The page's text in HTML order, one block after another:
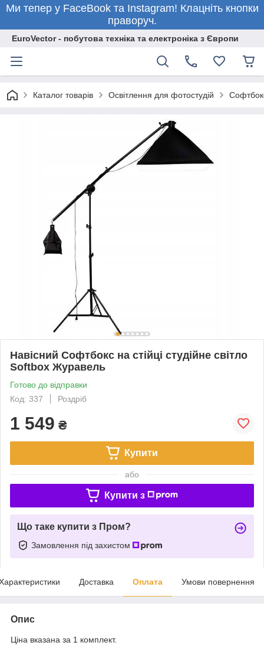
Ми тепер у FaceBook та Instagram! Клацніть кнопки
праворуч.
EuroVector - побутова техніка та електроніка з Європи
Каталог товарів Освітлення для фотостудій
Навісний Софтбокс на стійці студійне світло
Softbox Журавель
Готово до відправки
Код: 337
Роздріб
1 549 ₴
Купити
або
Купити з
Що таке купити з Пром?
Замовлення під захистом
Доставка Оплата Умови повернення
Опис
Ціна вказана за 1 комплект.